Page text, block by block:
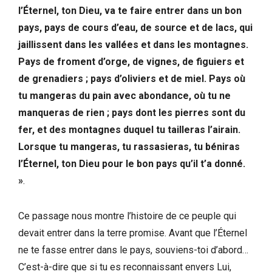
l’Éternel, ton Dieu, va te faire entrer dans un bon
pays, pays de cours d’eau, de source et de lacs, qui
jaillissent dans les vallées et dans les montagnes.
Pays de froment d’orge, de vignes, de figuiers et
de grenadiers ; pays d’oliviers et de miel. Pays où
tu mangeras du pain avec abondance, où tu ne
manqueras de rien ; pays dont les pierres sont du
fer, et des montagnes duquel tu tailleras l’airain.
Lorsque tu mangeras, tu rassasieras, tu béniras
l’Éternel, ton Dieu pour le bon pays qu’il t’a donné.
».
Ce passage nous montre l’histoire de ce peuple qui
devait entrer dans la terre promise. Avant que l’Éternel
ne te fasse entrer dans le pays, souviens-toi d’abord…
C’est-à-dire que si tu es reconnaissant envers Lui,